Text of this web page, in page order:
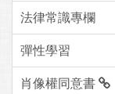
法律常識專欄
彈性學習
肖像權同意書